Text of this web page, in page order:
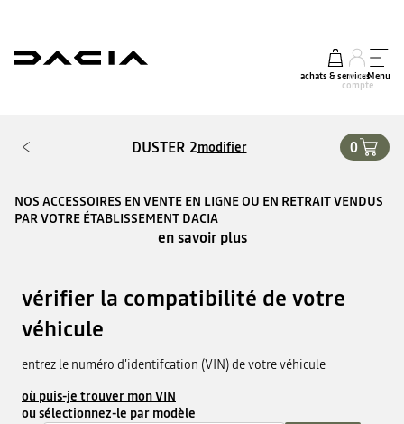
achats & services
mon
compte
Menu
DUSTER 2modifier 0
NOS ACCESSOIRES EN VENTE EN LIGNE OU EN RETRAIT VENDUS
PAR VOTRE ÉTABLISSEMENT DACIA
en savoir plus
vérifier la compatibilité de votre
véhicule
entrez le numéro d'identifcation (VIN) de votre véhicule
où puis-je trouver mon VIN
ou sélectionnez-le par modèle